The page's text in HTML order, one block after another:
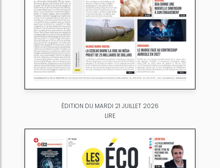
ÉDITION DU MARDI 21 JUILLET 2026
LIRE